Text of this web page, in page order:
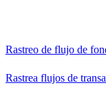
Rastreo de flujo de
Rastrea flujos de